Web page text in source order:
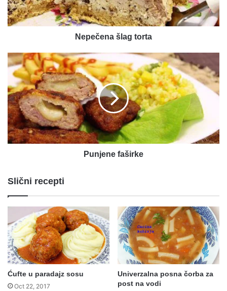
Nepečena šlag torta
Punjene
faširke
Punjene faširke
Slični recepti
Ćufte u paradajz sosu
Oct 22, 2017
Univerzalna posna čorba za
post na vodi